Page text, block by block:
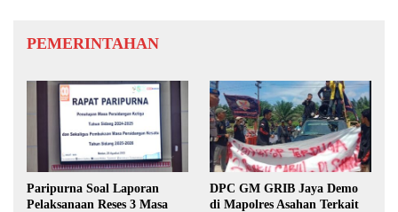
PEMERINTAHAN
Paripurna Soal Laporan
Pelaksanaan Reses 3 Masa
DPC GM GRIB Jaya Demo
di Mapolres Asahan Terkait